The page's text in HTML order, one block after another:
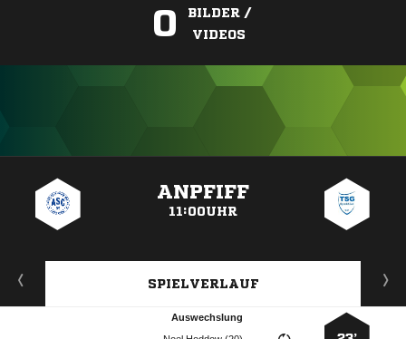
0
BILDER /
VIDEOS
ANPFIFF
11:00UHR
SPIELVERLAUF
Auswechslung